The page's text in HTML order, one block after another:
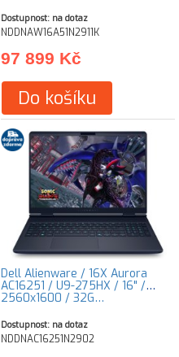
Dostupnost: na dotaz
NDDNAW16A51N2911K
97 899 Kč
Do košíku
Dell Alienware / 16X Aurora
AC16251 / U9-275HX / 16" /
2560x1600 / 32G…
Dostupnost: na dotaz
NDDNAC16251N2902